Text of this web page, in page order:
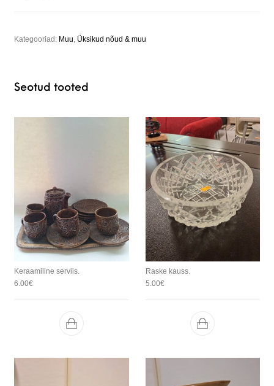
Kategooriad: Muu, Üksikud nõud & muu
Seotud tooted
Keraamiline serviis.
6.00€
Raske kauss.
5.00€